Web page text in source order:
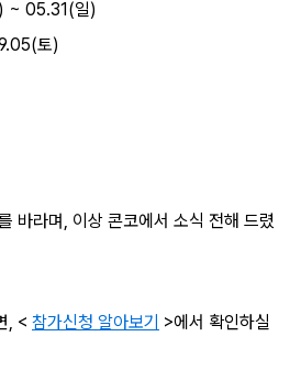
) ~ 05.31(일)
토)
바라며, 이상 콘코에서 소식 전해 드렸
, < 참가신청 알아보기 >에서 확인하실